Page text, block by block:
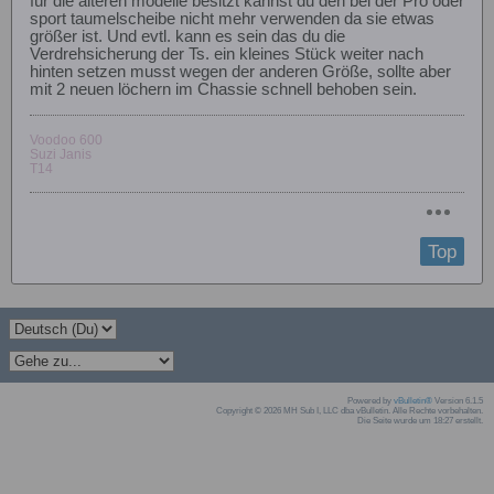
sport taumelscheibe nicht mehr verwenden da sie etwas
größer ist. Und evtl. kann es sein das du die
Verdrehsicherung der Ts. ein kleines Stück weiter nach
hinten setzen musst wegen der anderen Größe, sollte aber
mit 2 neuen löchern im Chassie schnell behoben sein.
Voodoo 600
Suzi Janis
T14
Top
Powered by vBulletin® Version 6.1.5
Copyright © 2026 MH Sub I, LLC dba vBulletin. Alle Rechte vorbehalten.
Die Seite wurde um 18:27 erstellt.